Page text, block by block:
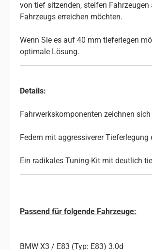
von tief sitzenden, steifen
Fahrzeugs erreichen möchten.
Wenn Sie es auf 40 mm tieferlegen
optimale Lösung.
Details:
Fahrwerkskomponenten zeichnen
Federn mit aggressiverer
Ein radikales Tuning-Kit mit deutlich
Passend für folgende Fahrzeuge:
BMW X3 / E83 (Typ: E83) 3.0d